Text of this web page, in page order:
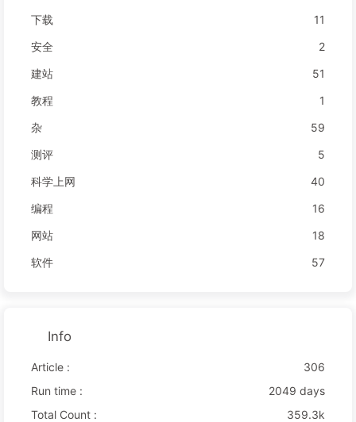
下载
11
安全
2
建站
51
教程
1
杂
59
测评
5
科学上网
40
编程
16
网站
18
软件
57
Info
Article :
306
Run time :
2049 days
Total Count :
359.3k